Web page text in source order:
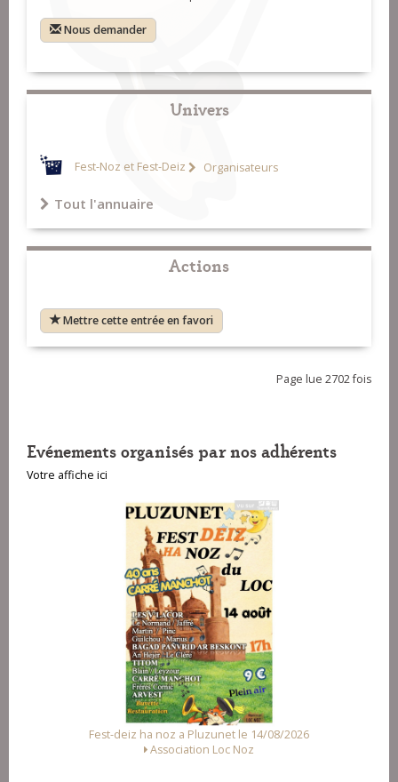
Nous demander
Univers
Fest-Noz et Fest-Deiz Organisateurs
Tout l'annuaire
Actions
Mettre cette entrée en favori
Page lue 2702 fois
Evénements organisés par nos adhérents
Votre affiche ici
Pluzunet le 14/08/2026
Fest Noz a Arzal le 15/08/
Alliance des Associations